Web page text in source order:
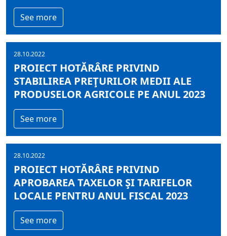
See more
28.10.2022
PROIECT HOTĂRÂRE PRIVIND
STABILIREA PREŢURILOR MEDII ALE
PRODUSELOR AGRICOLE PE ANUL 2023
See more
28.10.2022
PROIECT HOTĂRÂRE PRIVIND
APROBAREA TAXELOR ŞI TARIFELOR
LOCALE PENTRU ANUL FISCAL 2023
See more